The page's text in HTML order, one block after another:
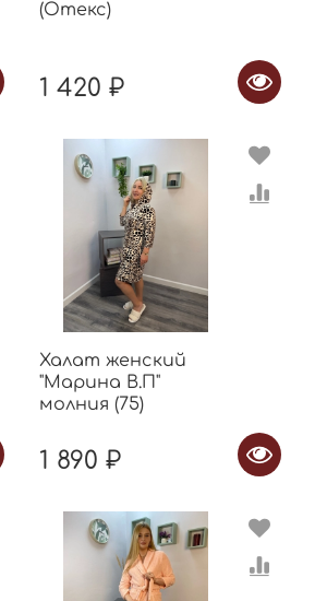
(Отекс)
1 420 ₽
Халат женский
"Марина В.П"
молния (75)
1 890 ₽